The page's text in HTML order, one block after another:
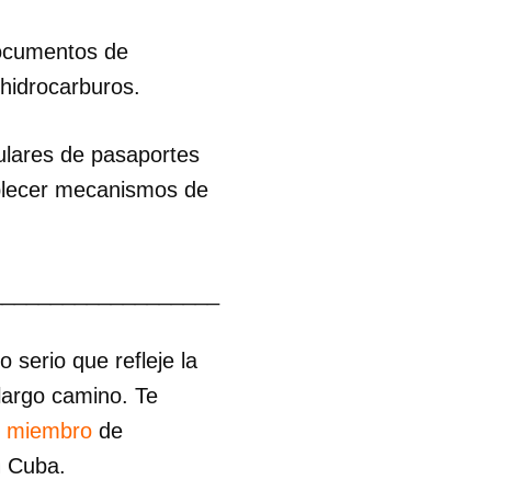
de
de pasaportes
mecanismos de
serio que refleje la
camino. Te
miembro de